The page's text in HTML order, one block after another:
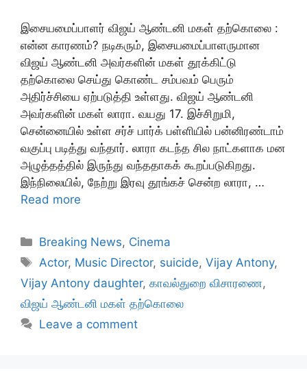
இசையமைப்பாளர் விஜய் ஆண்டனி மகள் தற்கொலை :
என்ன காரணம்? நடிகரும், இசையமைப்பாளருமான
விஜய் ஆண்டனி அவர்களின் மகள் தூக்கிட்டு
தற்கொலை செய்து கொண்ட சம்பவம் பெரும்
அதிர்ச்சியை ஏற்படுத்தி உள்ளது. விஜய் ஆண்டனி
அவர்களின் மகள் லாரா. வயது 17. இச்சிறுமி,
சென்னையில் உள்ள சர்ச் பார்க் பள்ளியில் பன்னிரண்டாம்
வகுப்பு படித்து வந்தார். லாரா கடந்த சில நாட்களாக மன
அழுத்தத்தில் இருந்து வந்ததாகக் கூறப்படுகிறது.
இந்நிலையில், நேற்று இரவு தூங்கச் சென்ற லாரா, …
Read more
Categories
Breaking News, Cinema
Tags
Actor, Music Director, suicide,Vijay Antony,
Vijay Antony daughter, காவல்துறை விசாரணை,
விஜய் ஆண்டனி மகள் தற்கொலை
Leave a comment